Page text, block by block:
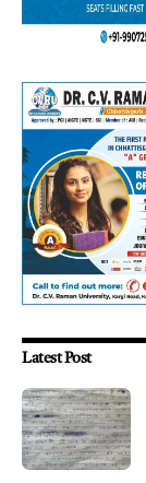
Latest Post